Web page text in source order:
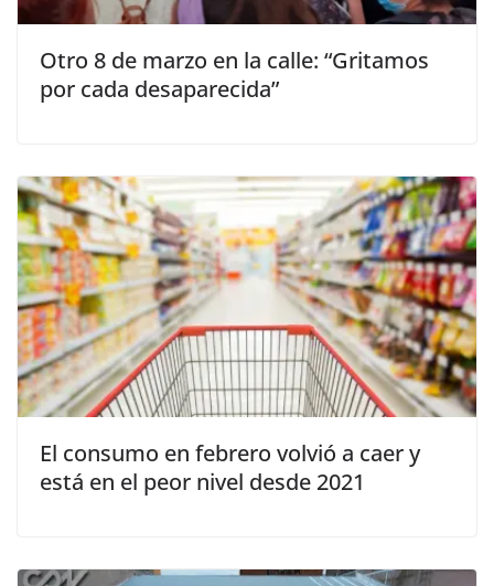
Otro 8 de marzo en la calle: “Gritamos
por cada desaparecida”
El consumo en febrero volvió a caer y
está en el peor nivel desde 2021